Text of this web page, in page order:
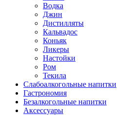
Водка
Джин
Дистилляты
Кальвадос
Коньяк
Ликеры
Настойки
Ром
Текила
Слабоалкогольные напитки
Гастрономия
Безалкогольные напитки
Аксессуары